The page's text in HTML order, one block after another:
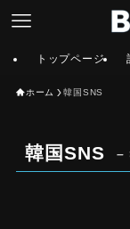
トップページ
ホーム 韓国SNS
韓国SNS –